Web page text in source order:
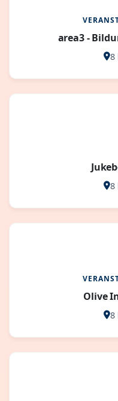
area3 -
8
8
Olive
8